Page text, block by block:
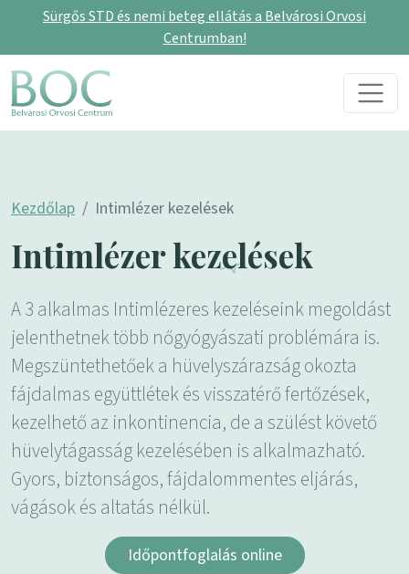
Sürgős STD és nemi beteg ellátás a Belvárosi Orvosi
Centrumban!
Skip to content
Main Navigation
Kezdőlap Intimlézer kezelések
Intimlézer kezelések
A 3 alkalmas Intimlézeres kezeléseink megoldást
jelenthetnek több nőgyógyászati problémára is.
Megszüntethetőek a hüvelyszárazság okozta
fájdalmas együttlétek és visszatérő fertőzések,
kezelhető az inkontinencia, de a szülést követő
hüvelytágasság kezelésében is alkalmazható.
Gyors, biztonságos, fájdalommentes eljárás,
vágások és altatás nélkül.
Időpontfoglalás online